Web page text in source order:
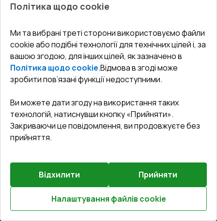
Блог
Адреса гіпермаркета
Як правильно заміряти вікна
СЕРВІС ТА ОБЛУГОВУВАННЯ:
Доставка і Оплата
Гарантія та Сервіс
Повернення товару
Договір публічної оферти
КОНТАКТИ
Офіс:Україна, м. Вінниця, вул. Келецька 60 кв. 61
undefined(undefined)
©2026 Всі права захищені.
Сайт створено на платформіVitrager.com.
Повідомити про проблему?
Політика щодо cookie
Ми та вибрані треті сторони використовуємо файли
cookie або подібні технології для технічних цілей і, за
вашою згодою, для інших цілей, як зазначено в
Політика щодо cookie.Відмова в згоді може
зробити пов’язані функції недоступними.
Ви можете дати згоду на використання таких
технологій, натиснувши кнопку «Прийняти».
Закриваючи це повідомлення, ви продовжуєте без
прийняття.
Відхилити Прийняти
Налаштування файлів cookie